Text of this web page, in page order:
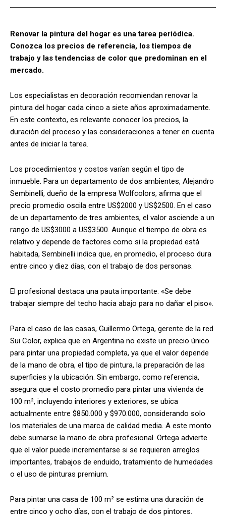
Renovar la pintura del hogar es una tarea periódica.
Conozca los precios de referencia, los tiempos de
trabajo y las tendencias de color que predominan en el
mercado.
Los especialistas en decoración recomiendan renovar la
pintura del hogar cada cinco a siete años aproximadamente.
En este contexto, es relevante conocer los precios, la
duración del proceso y las consideraciones a tener en cuenta
antes de iniciar la tarea.
Los procedimientos y costos varían según el tipo de
inmueble. Para un departamento de dos ambientes, Alejandro
Sembinelli, dueño de la empresa Wolfcolors, afirma que el
precio promedio oscila entre US$2000 y US$2500. En el caso
de un departamento de tres ambientes, el valor asciende a un
rango de US$3000 a US$3500. Aunque el tiempo de obra es
relativo y depende de factores como si la propiedad está
habitada, Sembinelli indica que, en promedio, el proceso dura
entre cinco y diez días, con el trabajo de dos personas.
El profesional destaca una pauta importante: «Se debe
trabajar siempre del techo hacia abajo para no dañar el piso».
Para el caso de las casas, Guillermo Ortega, gerente de la red
Sui Color, explica que en Argentina no existe un precio único
para pintar una propiedad completa, ya que el valor depende
de la mano de obra, el tipo de pintura, la preparación de las
superficies y la ubicación. Sin embargo, como referencia,
asegura que el costo promedio para pintar una vivienda de
100 m², incluyendo interiores y exteriores, se ubica
actualmente entre $850.000 y $970.000, considerando solo
los materiales de una marca de calidad media. A este monto
debe sumarse la mano de obra profesional. Ortega advierte
que el valor puede incrementarse si se requieren arreglos
importantes, trabajos de enduido, tratamiento de humedades
o el uso de pinturas premium.
Para pintar una casa de 100 m² se estima una duración de
entre cinco y ocho días, con el trabajo de dos pintores.